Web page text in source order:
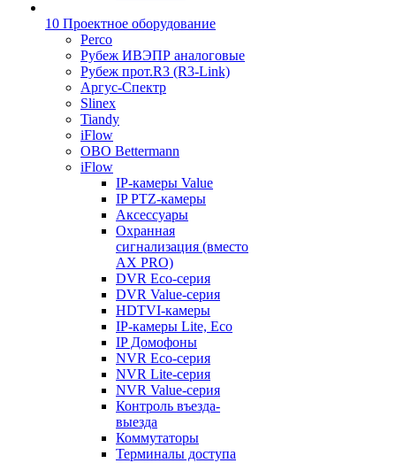
10 Проектное оборудование
Perco
Рубеж ИВЭПР аналоговые
Рубеж прот.R3 (R3-Link)
Аргус-Спектр
Slinex
Tiandy
iFlow
OBO Bettermann
iFlow
IP-камеры Value
IP PTZ-камеры
Аксессуары
Охранная
сигнализация (вместо
AX PRO)
DVR Eco-серия
DVR Value-серия
HDTVI-камеры
IP-камеры Lite, Eco
IP Домофоны
NVR Eco-серия
NVR Lite-серия
NVR Value-серия
Контроль въезда-
выезда
Коммутаторы
Терминалы доступа